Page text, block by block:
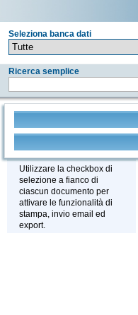
Seleziona banca dati
Ricerca semplice
Stampa - Email - Export
Utilizzare la checkbox di
selezione a fianco di
ciascun documento per
attivare le funzionalità di
stampa, invio email ed
export.